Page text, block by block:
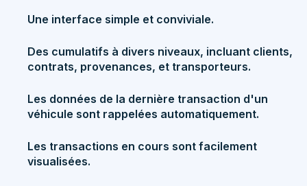
Une interface simple et conviviale.
Des cumulatifs à divers niveaux, incluant clients,
contrats, provenances, et transporteurs.
Les données de la dernière transaction d'un
véhicule sont rappelées automatiquement.
Les transactions en cours sont facilement
visualisées.